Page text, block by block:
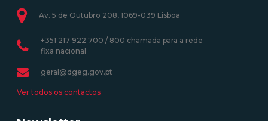
Av. 5 de Outubro 208, 1069-039 Lisboa
+351 217 922 700 / 800 chamada para a rede
fixa nacional
geral@dgeg.gov.pt
Ver todos os contactos